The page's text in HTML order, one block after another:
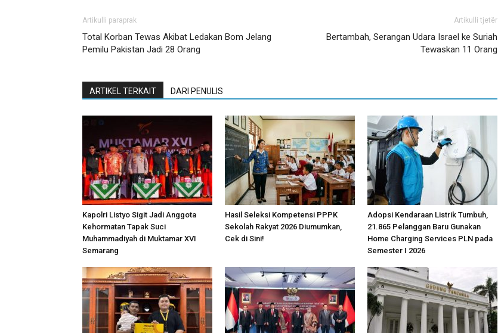
Artikulli paraprak
Total Korban Tewas Akibat Ledakan Bom Jelang
Pemilu Pakistan Jadi 28 Orang
Artikulli tjetër
Bertambah, Serangan Udara Israel ke Suriah
Tewaskan 11 Orang
ARTIKEL TERKAIT DARI PENULIS
Kapolri Listyo Sigit Jadi Anggota
Kehormatan Tapak Suci
Muhammadiyah di Muktamar XVI
Semarang
Hasil Seleksi Kompetensi PPPK
Sekolah Rakyat 2026 Diumumkan,
Cek di Sini!
Adopsi Kendaraan Listrik Tumbuh,
21.865 Pelanggan Baru Gunakan
Home Charging Services PLN pada
Semester I 2026